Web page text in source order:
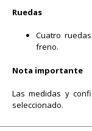
Ruedas
Cuatro
freno.
Nota importante
Las medidas y
seleccionado.